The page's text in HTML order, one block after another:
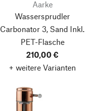
Aarke
Wassersprudler
Carbonator 3, Sand Inkl.
PET-Flasche
210,00 €
+ weitere Varianten